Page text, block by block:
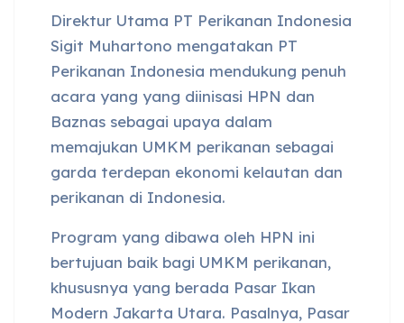
Direktur Utama PT Perikanan Indonesia
Sigit Muhartono mengatakan PT
Perikanan Indonesia mendukung penuh
acara yang yang diinisasi HPN dan
Baznas sebagai upaya dalam
memajukan UMKM perikanan sebagai
garda terdepan ekonomi kelautan dan
perikanan di Indonesia.
Program yang dibawa oleh HPN ini
bertujuan baik bagi UMKM perikanan,
khususnya yang berada Pasar Ikan
Modern Jakarta Utara. Pasalnya, Pasar